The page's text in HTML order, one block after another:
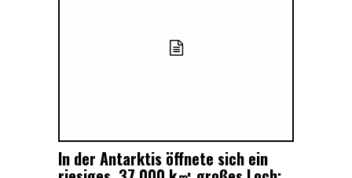
In der Antarktis öffnete sich ein